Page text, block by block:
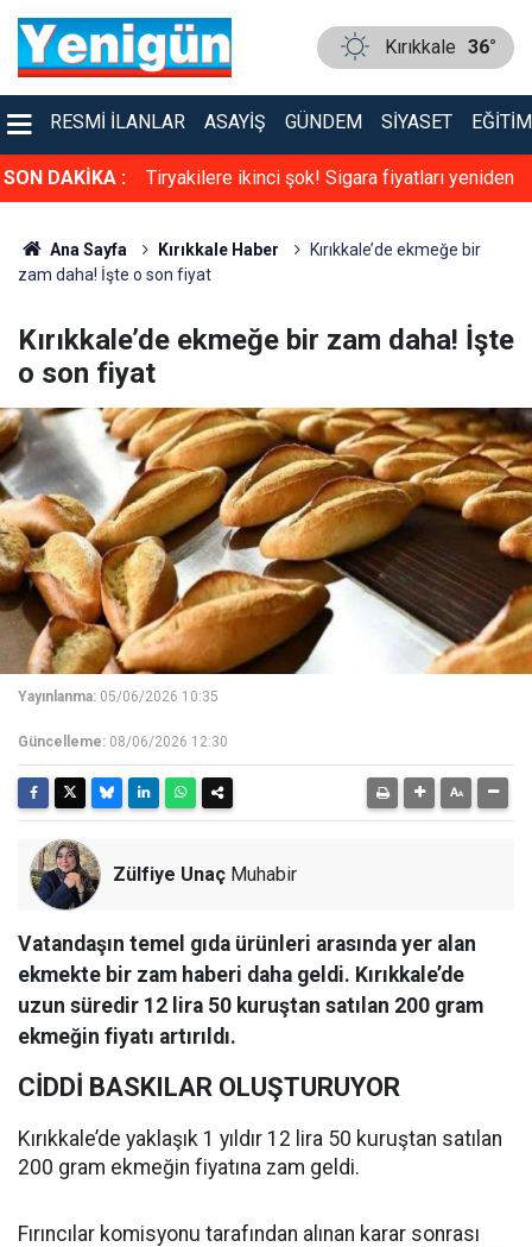
Kırıkkale 36°
RESMI İLANLAR ASAYIŞ GÜNDEM SIYASET EĞITIM
SON DAKİKA :
bu düğünü Tiryakilere ikinci şok! Sigara fiyatları yeniden
Ana Sayfa Kırıkkale Haber
Kırıkkale’de ekmeğe bir
zam daha! İşte o son fiyat
Kırıkkale’de ekmeğe bir zam daha! İşte
o son fiyat
Yayınlanma: 05/06/2026 10:35
Güncelleme: 08/06/2026 12:30
Zülfiye Unaç Muhabir
Vatandaşın temel gıda ürünleri arasında yer alan
ekmekte bir zam haberi daha geldi. Kırıkkale’de
uzun süredir 12 lira 50 kuruştan satılan 200 gram
ekmeğin fiyatı artırıldı.
CİDDİ BASKILAR OLUŞTURUYOR
Kırıkkale’de yaklaşık 1 yıldır 12 lira 50 kuruştan satılan
200 gram ekmeğin fiyatına zam geldi.
Fırıncılar komisyonu tarafından alınan karar sonrası